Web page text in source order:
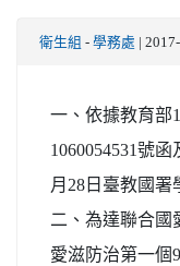
衛生組 - 學務處 |
一、依據教育部
1060054531號
月28日臺教國署
二、為達聯合國
愛滋防治第一個